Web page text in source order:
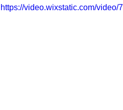
https://video.wixstatic.com/